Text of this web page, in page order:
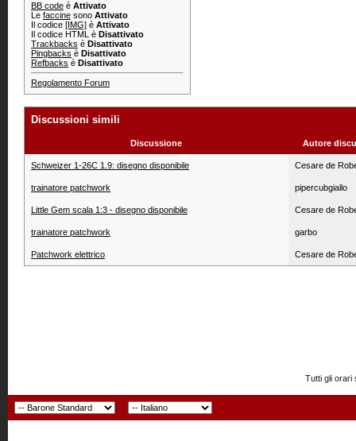
BB code è Attivato
Le faccine sono Attivato
Il codice [IMG] è Attivato
Il codice HTML è Disattivato
Trackbacks è Disattivato
Pingbacks è Disattivato
Refbacks è Disattivato
Regolamento Forum
Discussioni simili
Discussione Autore
Schweizer 1-26C 1.9: disegno disponibile Cesare de
trainatore patchwork pipercubgiallo
Little Gem scala 1:3 - disegno disponibile Cesare de
trainatore patchwork garbo
Patchwork elettrico Cesare de
Tutti gli orari